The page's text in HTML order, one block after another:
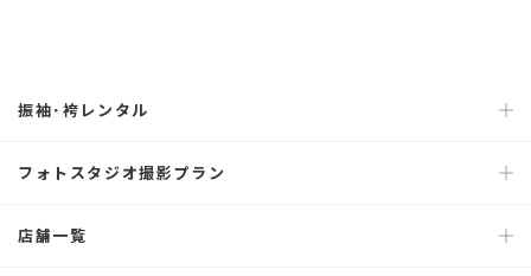
振袖･袴レンタル
フォトスタジオ撮影プラン
店舗一覧